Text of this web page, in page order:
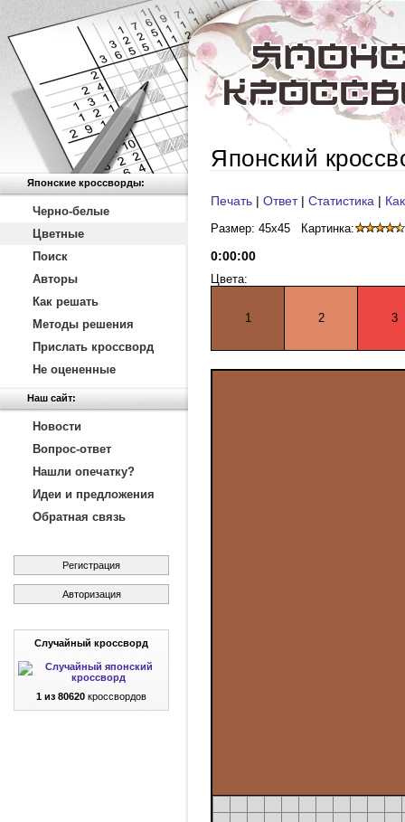
Японские кроссворды:
Черно-белые
Цветные
Поиск
Авторы
Как решать
Методы решения
Прислать кроссворд
Не оцененные
Наш сайт:
Новости
Вопрос-ответ
Нашли опечатку?
Идеи и предложения
Обратная связь
Регистрация
Авторизация
Случайный кроссворд
1 из 80620 кроссвордов
Японский
Печать | Ответ| Статистика |
Размер: 45x45 Картинка:
0:00:00
Цвета:
1 2 3